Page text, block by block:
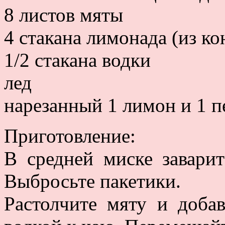
8 листов мяты
4 стакана лимонада (из
1/2 стакана водки
лед
нарезанный 1 лимон и 1
Приготовление:
В средней миске
Выбросьте пакетики.
Растолчите мяту и